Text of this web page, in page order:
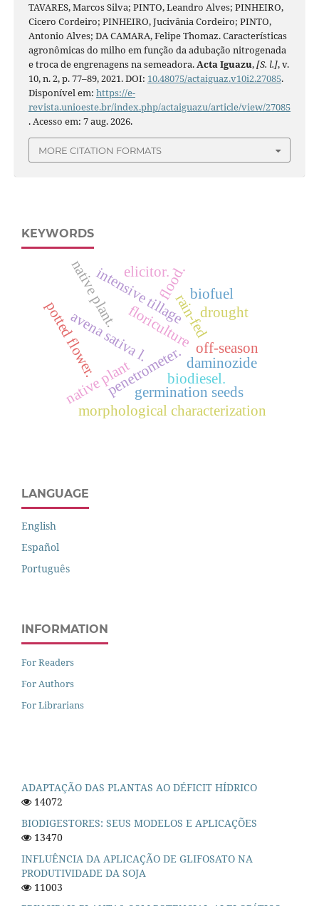
TAVARES, Marcos Silva; PINTO, Leandro Alves; PINHEIRO,
Cicero Cordeiro; PINHEIRO, Jucivânia Cordeiro; PINTO,
Antonio Alves; DA CAMARA, Felipe Thomaz. Características
agronômicas do milho em função da adubação nitrogenada
e troca de engrenagens na semeadora.Acta Iguazu,[S. l.], v.
10, n. 2, p. 77–89, 2021. DOI: 10.48075/actaiguaz.v10i2.27085.
Disponível em: https://e-
revista.unioeste.br/index.php/actaiguazu/article/view/27085
. Acesso em: 7 aug. 2026.
MORE CITATION FORMATS
KEYWORDS
avena sativa l. rain-fed
intensive tillage
penetrometer. off-season
drought
flood.
morphological characterization
germination seeds
native plant.
biodiesel.
daminozide
floriculture
native plant
potted flower.
biofuel
elicitor.
LANGUAGE
English
Español
Português
INFORMATION
For Readers
For Authors
For Librarians
ADAPTAÇÃO DAS PLANTAS AO DÉFICIT HÍDRICO
14072
BIODIGESTORES: SEUS MODELOS E APLICAÇÕES
13470
INFLUÊNCIA DA APLICAÇÃO DE GLIFOSATO NA
PRODUTIVIDADE DA SOJA
11003